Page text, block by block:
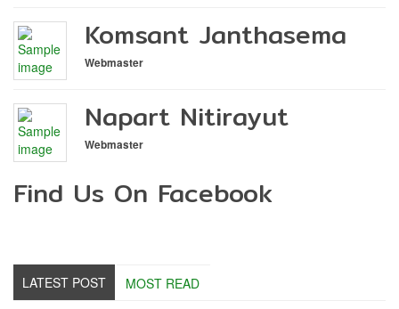
Komsant Janthasema
Webmaster
Napart Nitirayut
Webmaster
Find Us On Facebook
LATEST POST
MOST READ